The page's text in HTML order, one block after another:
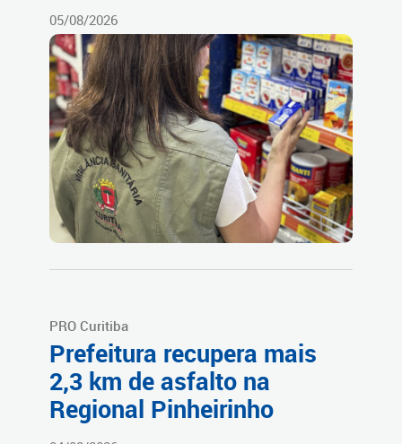
05/08/2026
PRO Curitiba
Prefeitura recupera mais
2,3 km de asfalto na
Regional Pinheirinho